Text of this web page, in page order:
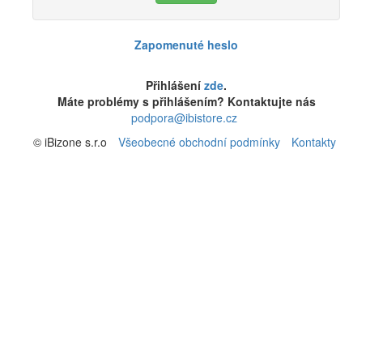
Zapomenuté heslo
Přihlášení zde.
Máte problémy s přihlášením? Kontaktujte nás
podpora@ibistore.cz
© iBizone s.r.o
Všeobecné obchodní podmínky Kontakty